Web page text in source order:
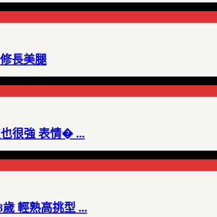
長美腿
也很強 表情� ...
輕熟高挑型 ...